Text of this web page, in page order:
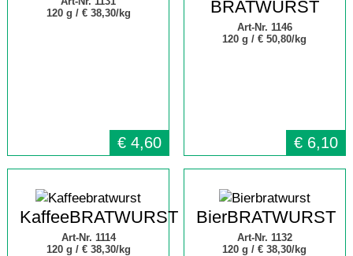
120 g / € 38,30/kg
€ 4,60
BRATWURST
Art-Nr. 1146
120 g /€ 50,80/kg
€ 6,10
KaffeeBRATWURST
Art-Nr. 1114
120 g / € 38,30/kg
BierBRATWURST
Art-Nr. 1132
120 g /€ 38,30/kg